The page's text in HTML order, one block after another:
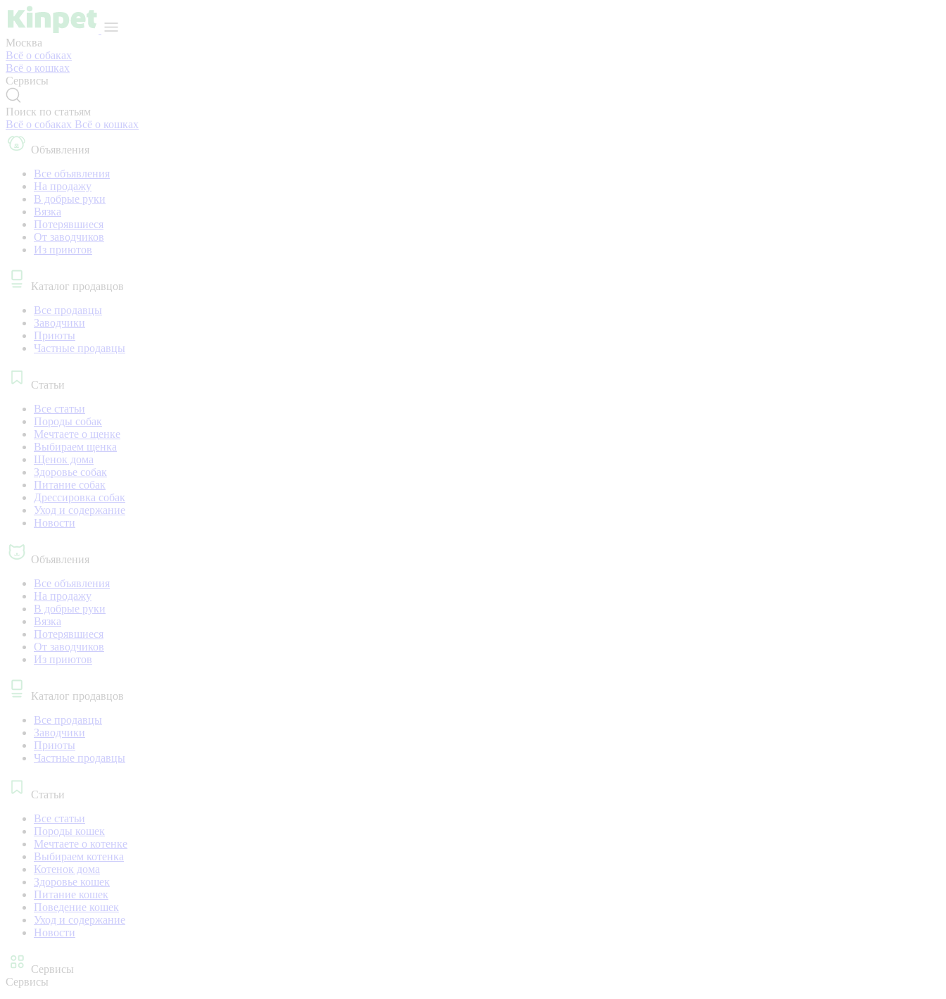
Москва
Всё о собаках
Всё о кошках
Сервисы
Поиск по статьям
Всё о собаках Всё о кошках
Объявления
Все объявления
На продажу
В добрые руки
Вязка
Потерявшиеся
От заводчиков
Из приютов
Каталог продавцов
Все продавцы
Заводчики
Приюты
Частные продавцы
Статьи
Все статьи
Породы собак
Мечтаете о щенке
Выбираем щенка
Щенок дома
Здоровье собак
Питание собак
Дрессировка собак
Уход и содержание
Новости
Объявления
Все объявления
На продажу
В добрые руки
Вязка
Потерявшиеся
От заводчиков
Из приютов
Каталог продавцов
Все продавцы
Заводчики
Приюты
Частные продавцы
Статьи
Все статьи
Породы кошек
Мечтаете о котенке
Выбираем котенка
Котенок дома
Здоровье кошек
Питание кошек
Поведение кошек
Уход и содержание
Новости
Сервисы
Сервисы